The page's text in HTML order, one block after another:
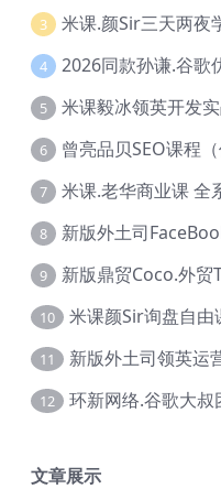
3
4
5
6
7
8
9
10 米课颜Sir询盘自由
11 新版外土司领英运
12
文章展示